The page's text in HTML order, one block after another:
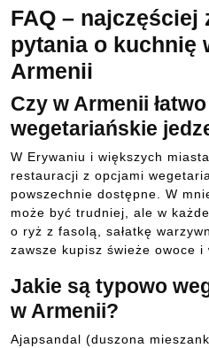
FAQ – najczęściej
pytania o kuchnię
Armenii
Czy w Armenii
wegetariańskie
W Erywaniu i większych
restauracji z opcjami
powszechnie dostępne. W
może być trudniej, ale w
o ryż z fasolą, sałatkę
zawsze kupisz świeże owoce i
Jakie są typowo
w Armenii?
Ajapsandal (duszona